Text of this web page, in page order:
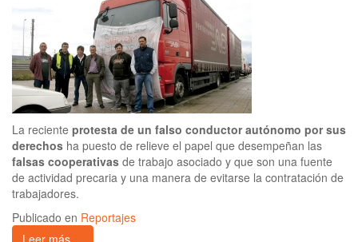
La reciente protesta de un falso conductor autónomo por sus
derechos ha puesto de relieve el papel que desempeñan las
falsas cooperativas de trabajo asociado y que son una fuente
de actividad precaria y una manera de evitarse la contratación de
trabajadores.
Publicado en Reportajes